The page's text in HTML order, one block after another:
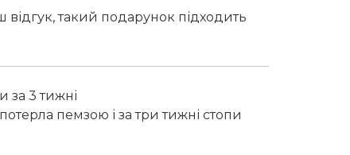
такий подарунок підходить
за 3 тижні
пемзою і за три тижні стопи